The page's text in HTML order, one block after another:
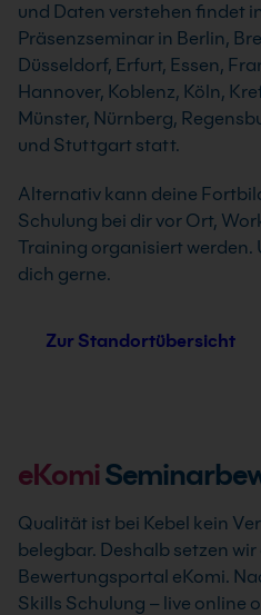
und Daten verstehen findet
Präsenzseminar in Berlin,
Düsseldorf, Erfurt, Essen,
Hannover, Koblenz, Köln,
Münster, Nürnberg,
und Stuttgart statt.
Alternativ kann deine
Schulung bei dir vor Ort,
Training organisiert werden.
dich gerne.
Zur Standortübersicht
eKomi
Qualität ist bei Kebel kein
belegbar. Deshalb setzen
Bewertungsportal eKomi.
Skills Schulung – live online